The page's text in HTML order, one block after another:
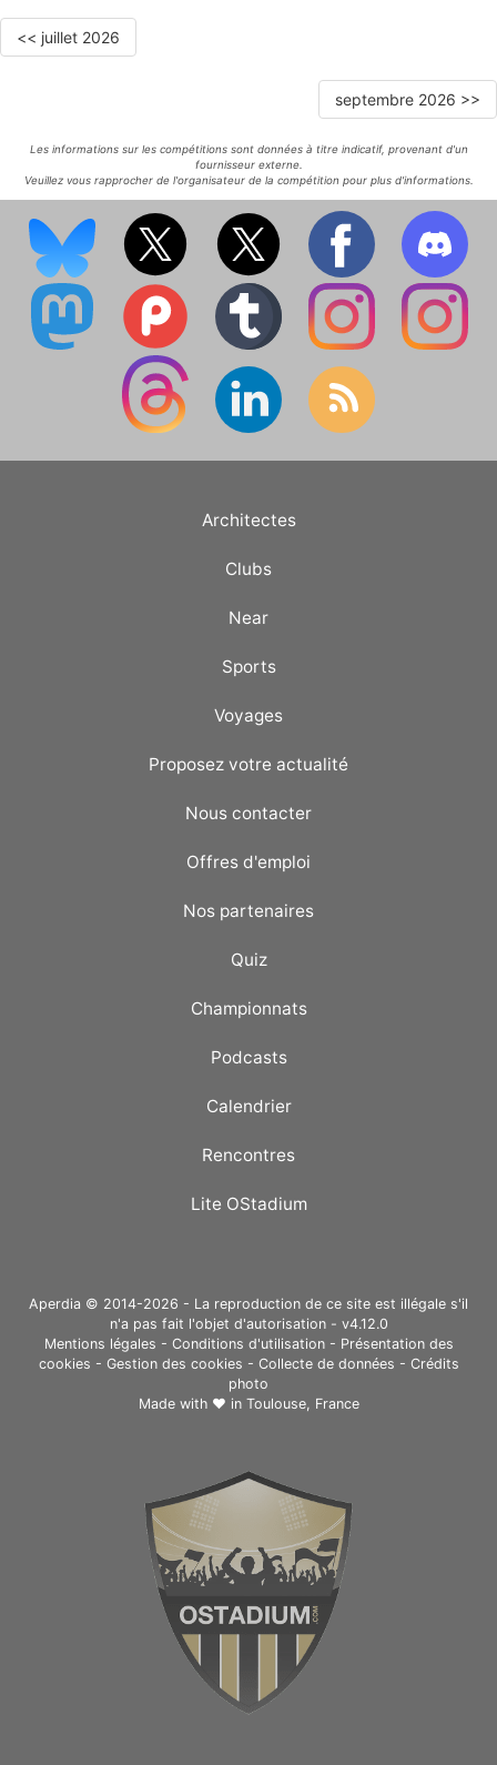
<< juillet 2026
septembre 2026 >>
Les informations sur les compétitions sont données à titre indicatif, provenant d'un
fournisseur externe.
Veuillez vous rapprocher de l'organisateur de la compétition pour plus d'informations.
Architectes
Clubs
Near
Sports
Voyages
Proposez votre actualité
Nous contacter
Offres d'emploi
Nos partenaires
Quiz
Championnats
Podcasts
Calendrier
Rencontres
Lite OStadium
Aperdia © 2014-2026 - La reproduction de ce site est illégale s'il
n'a pas fait l'objet d'autorisation - v4.12.0
Mentions légales - Conditions d'utilisation- Présentation des
cookies - Gestion des cookies - Collecte de données - Crédits
photo
Made with ❤ in Toulouse, France